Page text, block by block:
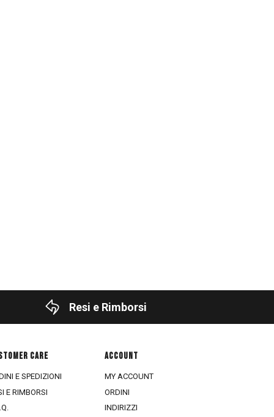
Resi e Rimborsi
CARE
E SPEDIZIONI
E RIMBORSI
ACCOUNT
MY ACCOUNT
ORDINI
INDIRIZZI